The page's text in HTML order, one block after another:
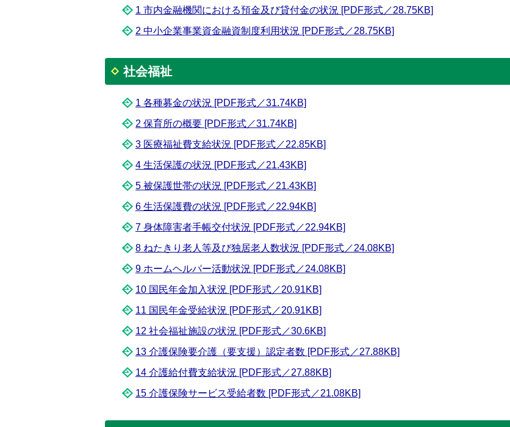
1 市内金融機関における預金及び貸付金の状況 [PDF形式／28.75KB]
2 中小企業事業資金融資制度利用状況 [PDF形式／28.75KB]
社会福祉
1 各種募金の状況 [PDF形式／31.74KB]
2 保育所の概要 [PDF形式／31.74KB]
3 医療福祉費支給状況 [PDF形式／22.85KB]
4 生活保護の状況 [PDF形式／21.43KB]
5 被保護世帯の状況 [PDF形式／21.43KB]
6 生活保護費の状況 [PDF形式／22.94KB]
7 身体障害者手帳交付状況 [PDF形式／22.94KB]
8 ねたきり老人等及び独居老人数状況 [PDF形式／24.08KB]
9 ホームヘルパー活動状況 [PDF形式／24.08KB]
10 国民年金加入状況 [PDF形式／20.91KB]
11 国民年金受給状況 [PDF形式／20.91KB]
12 社会福祉施設の状況 [PDF形式／30.6KB]
13 介護保険要介護（要支援）認定者数 [PDF形式／27.88KB]
14 介護給付費支給状況 [PDF形式／27.88KB]
15 介護保険サービス受給者数 [PDF形式／21.08KB]